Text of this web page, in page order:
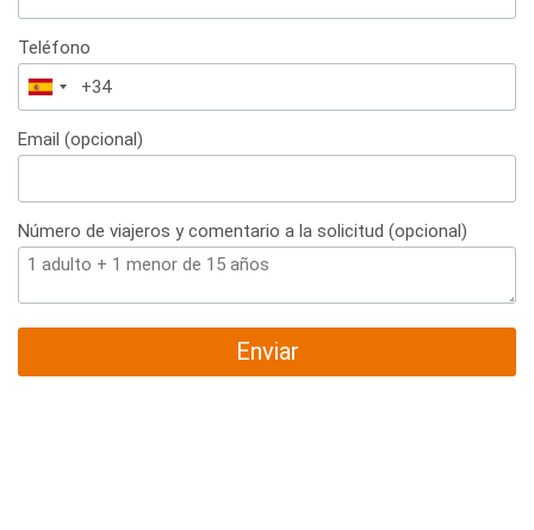
Teléfono
España
+34
Email (opcional)
Número de viajeros y comentario a la solicitud (opcional)
Enviar